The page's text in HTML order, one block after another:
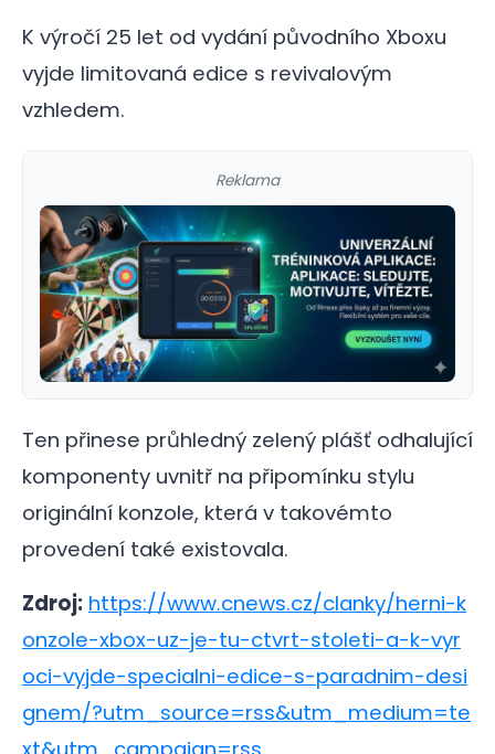
K výročí 25 let od vydání původního Xboxu
vyjde limitovaná edice s revivalovým
vzhledem.
Reklama
Ten přinese průhledný zelený plášť odhalující
komponenty uvnitř na připomínku stylu
originální konzole, která v takovémto
provedení také existovala.
Zdroj: https://www.cnews.cz/clanky/herni-k
onzole-xbox-uz-je-tu-ctvrt-stoleti-a-k-vyr
oci-vyjde-specialni-edice-s-paradnim-desi
gnem/?utm_source=rss&utm_medium=te